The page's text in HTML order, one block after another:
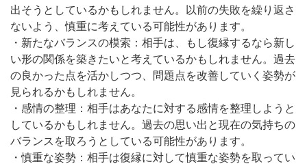
出そうとしているかもしれません。以前の失敗を繰り返さ
ないよう、慎重に考えている可能性があります。
・新たなバランスの模索：相手は、もし復縁するなら新し
い形の関係を築きたいと考えているかもしれません。過去
の良かった点を活かしつつ、問題点を改善していく姿勢が
見られるかもしれません。
・感情の整理：相手はあなたに対する感情を整理しようと
しているかもしれません。過去の思い出と現在の気持ちの
バランスを取ろうとしている可能性があります。
・慎重な姿勢：相手は復縁に対して慎重な姿勢を取ってい